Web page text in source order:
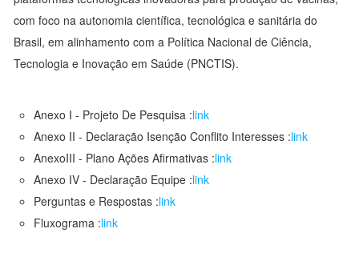
com foco na autonomia científica, tecnológica e sanitária do
Brasil, em alinhamento com a Política Nacional de Ciência,
Tecnologia e Inovação em Saúde (PNCTIS).
Anexo I - Projeto De Pesquisa :link
Anexo II - Declaração Isenção Conflito Interesses :link
AnexoIII - Plano Ações Afirmativas :link
Anexo IV - Declaração Equipe :link
Perguntas e Respostas :link
Fluxograma :link